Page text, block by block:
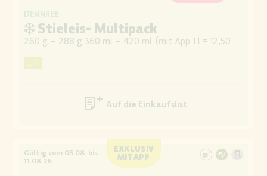
DENNREE
❄ Stieleis- Multipack
260 g – 288 g 360 ml – 420 ml (mit App 1 l = 12,50 / 10,71
Auf die Einkaufsliste
EXKLUSIV
MIT APP
Gültig vom 05.08. bis
11.08.26